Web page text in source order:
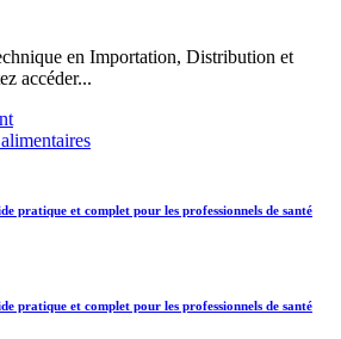
en Importation, Distribution et
accéder...
pratique et complet pour les professionnels de santé
pratique et complet pour les professionnels de santé